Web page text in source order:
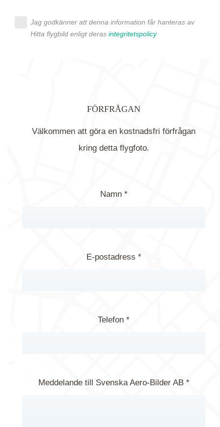
Jag godkänner att denna information får hanteras av
Hitta flygbild enligt deras integritetspolicy
FÖRFRÅGAN
Välkommen att göra en kostnadsfri förfrågan
kring detta flygfoto.
Namn *
E-postadress *
Telefon *
Meddelande till Svenska Aero-Bilder AB *